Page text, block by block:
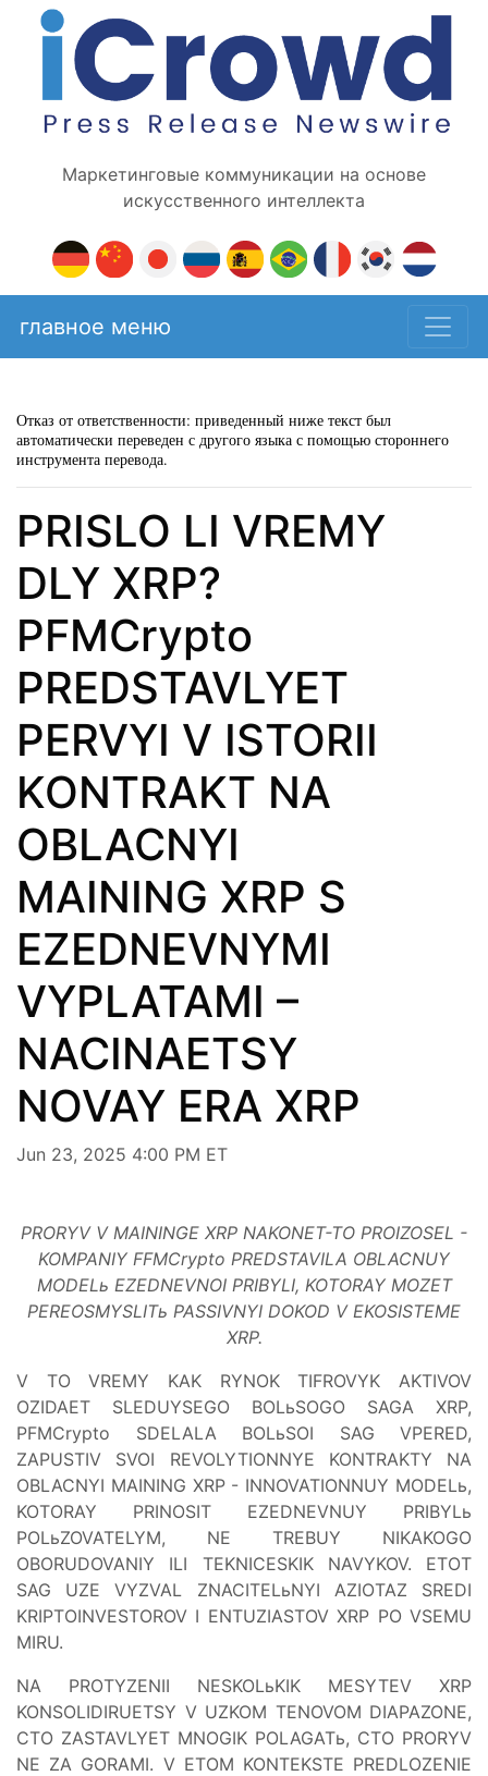
Маркетинговые коммуникации на основе
искусственного интеллекта
главное меню
Отказ от ответственности: приведенный ниже текст был
автоматически переведен с другого языка с помощью стороннего
инструмента перевода.
PRISLO LI VREMY
DLY XRP?
PFMCrypto
PREDSTAVLYET
PERVYI V ISTORII
KONTRAKT NA
OBLACNYI
MAINING XRP S
EZEDNEVNYMI
VYPLATAMI –
NACINAETSY
NOVAY ERA XRP
Jun 23, 2025 4:00 PM ET
PRORYV V MAININGE XRP NAKONET-TO PROIZOSEL -
KOMPANIY FFMCrypto PREDSTAVILA OBLACNUY
MODELь EZEDNEVNOI PRIBYLI, KOTORAY MOZET
PEREOSMYSLITь PASSIVNYI DOKOD V EKOSISTEME
XRP.
V TO VREMY KAK RYNOK TIFROVYK AKTIVOV
OZIDAET SLEDUYSEGO BOLьSOGO SAGA XRP,
PFMCrypto SDELALA BOLьSOI SAG VPERED,
ZAPUSTIV SVOI REVOLYTIONNYE KONTRAKTY NA
OBLACNYI MAINING XRP - INNOVATIONNUY MODELь,
KOTORAY PRINOSIT EZEDNEVNUY PRIBYLь
POLьZOVATELYM, NE TREBUY NIKAKOGO
OBORUDOVANIY ILI TEKNICESKIK NAVYKOV. ETOT
SAG UZE VYZVAL ZNACITELьNYI AZIOTAZ SREDI
KRIPTOINVESTOROV I ENTUZIASTOV XRP PO VSEMU
MIRU.
NA PROTYZENII NESKOLьKIK MESYTEV XRP
KONSOLIDIRUETSY V UZKOM TENOVOM DIAPAZONE,
CTO ZASTAVLYET MNOGIK POLAGATь, CTO PRORYV
NE ZA GORAMI. V ETOM KONTEKSTE PREDLOZENIE